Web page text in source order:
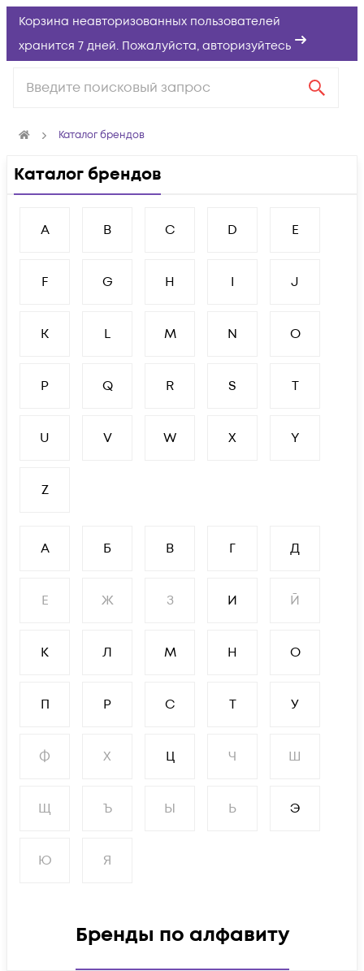
Корзина неавторизованных пользователей
хранится 7 дней. Пожалуйста, авторизуйтесь
Каталог брендов
Каталог брендов
A B C D E
F G H I J
K L M N O
P Q R S T
U V W X Y
Z
А Б В Г Д
Е Ж З И Й
К Л М Н О
П Р С Т У
Ф Х Ц Ч Ш
Щ Ъ Ы Ь Э
Ю Я
Бренды по алфавиту